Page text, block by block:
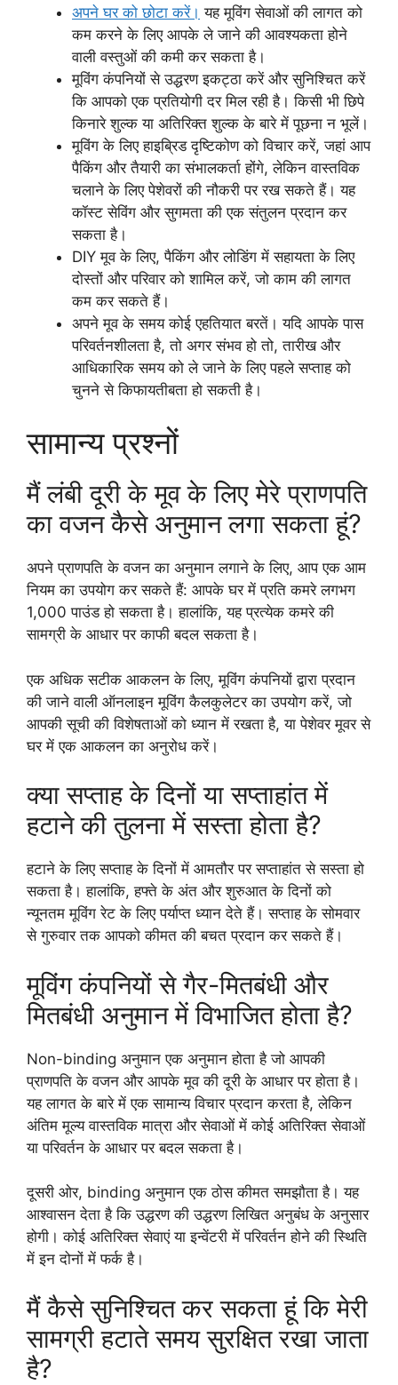
अपने घर को छोटा करें। यह मूविंग सेवाओं की लागत को
कम करने के लिए आपके ले जाने की आवश्यकता होने
वाली वस्तुओं की कमी कर सकता है।
मूविंग कंपनियों से उद्धरण इकट्ठा करें और सुनिश्चित करें
कि आपको एक प्रतियोगी दर मिल रही है। किसी भी छिपे
किनारे शुल्क या अतिरिक्त शुल्क के बारे में पूछना न भूलें।
मूविंग के लिए हाइब्रिड दृष्टिकोण को विचार करें, जहां आप
पैकिंग और तैयारी का संभालकर्ता होंगे, लेकिन वास्तविक
चलाने के लिए पेशेवरों की नौकरी पर रख सकते हैं। यह
कॉस्ट सेविंग और सुगमता की एक संतुलन प्रदान कर
सकता है।
DIY मूव के लिए, पैकिंग और लोडिंग में सहायता के लिए
दोस्तों और परिवार को शामिल करें, जो काम की लागत
कम कर सकते हैं।
अपने मूव के समय कोई एहतियात बरतें। यदि आपके पास
परिवर्तनशीलता है, तो अगर संभव हो तो, तारीख और
आधिकारिक समय को ले जाने के लिए पहले सप्ताह को
चुनने से किफायतीबता हो सकती है।
सामान्य प्रश्नों
मैं लंबी दूरी के मूव के लिए मेरे प्राणपति
का वजन कैसे अनुमान लगा सकता हूं?
अपने प्राणपति के वजन का अनुमान लगाने के लिए, आप एक आम
नियम का उपयोग कर सकते हैं: आपके घर में प्रति कमरे लगभग
1,000 पाउंड हो सकता है। हालांकि, यह प्रत्येक कमरे की
सामग्री के आधार पर काफी बदल सकता है।
एक अधिक सटीक आकलन के लिए, मूविंग कंपनियों द्वारा प्रदान
की जाने वाली ऑनलाइन मूविंग कैलकुलेटर का उपयोग करें, जो
आपकी सूची की विशेषताओं को ध्यान में रखता है, या पेशेवर मूवर से
घर में एक आकलन का अनुरोध करें।
क्या सप्ताह के दिनों या सप्ताहांत में
हटाने की तुलना में सस्ता होता है?
हटाने के लिए सप्ताह के दिनों में आमतौर पर सप्ताहांत से सस्ता हो
सकता है। हालांकि, हफ्ते के अंत और शुरुआत के दिनों को
न्यूनतम मूविंग रेट के लिए पर्याप्त ध्यान देते हैं। सप्ताह के सोमवार
से गुरुवार तक आपको कीमत की बचत प्रदान कर सकते हैं।
मूविंग कंपनियों से गैर-मितबंधी और
मितबंधी अनुमान में विभाजित होता है?
Non-binding अनुमान एक अनुमान होता है जो आपकी
प्राणपति के वजन और आपके मूव की दूरी के आधार पर होता है।
यह लागत के बारे में एक सामान्य विचार प्रदान करता है, लेकिन
अंतिम मूल्य वास्तविक मात्रा और सेवाओं में कोई अतिरिक्त सेवाओं
या परिवर्तन के आधार पर बदल सकता है।
दूसरी ओर, binding अनुमान एक ठोस कीमत समझौता है। यह
आश्वासन देता है कि उद्धरण की उद्धरण लिखित अनुबंध के अनुसार
होगी। कोई अतिरिक्त सेवाएं या इन्वेंटरी में परिवर्तन होने की स्थिति
में इन दोनों में फर्क है।
मैं कैसे सुनिश्चित कर सकता हूं कि मेरी
सामग्री हटाते समय सुरक्षित रखा जाता
है?